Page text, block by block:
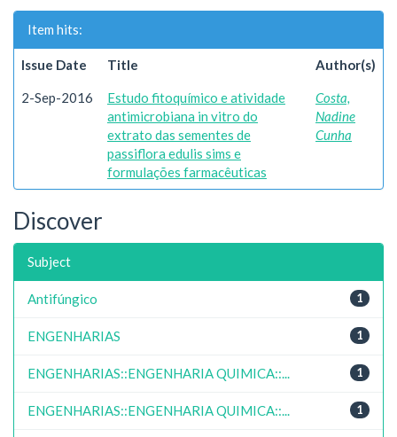
Item hits:
Issue Date Title Author(s)
2-Sep-2016
Estudo fitoquímico e atividade
antimicrobiana in vitro do
extrato das sementes de
passiflora edulis sims e
formulações farmacêuticas
Costa,
Nadine
Cunha
Discover
Subject
1
Antifúngico
1
ENGENHARIAS
1
ENGENHARIAS::ENGENHARIA QUIMICA::...
1
ENGENHARIAS::ENGENHARIA QUIMICA::...